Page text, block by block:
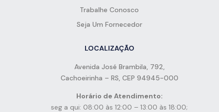
Trabalhe Conosco
Seja Um Fornecedor
LOCALIZAÇÃO
Avenida José Brambila, 792,
Cachoeirinha – RS, CEP 94945-000
Horário de Atendimento:
seg a qui: 08:00 às 12:00 – 13:00 às 18:00;